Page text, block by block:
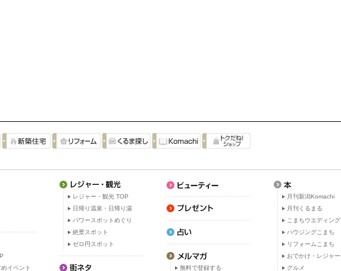
イベント
レジャー・観光 TOP
日帰り温泉・日帰り湯
パワースポットめぐり
絶景スポット
ゼロ円スポット
無料で登録する
月刊新潟Komachi
月刊くるまる
こまちウエディング
ハウジングこまち
リフォームこまち
おでかけ・レジャー
グルメ